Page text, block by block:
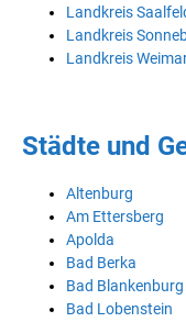
Landkreis
Landkreis
Landkreis
Städte und
Altenburg
Am Ettersberg
Apolda
Bad Berka
Bad Blankenburg
Bad Lobenstein